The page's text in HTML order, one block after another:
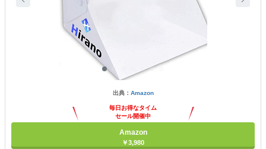
出典： Amazon
毎日お得なタイム
セール開催中
Amazon
￥3,980